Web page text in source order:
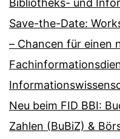
Bibliotheks- und
Save-the-Date:
– Chancen für einen
Neu beim FID BBI:
Zahlen (BuBiZ) &